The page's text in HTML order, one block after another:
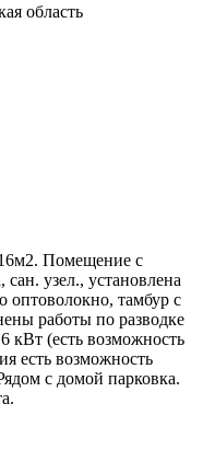
область
Помещение с
узел., установлена
оптоволокно, тамбур с
работы по разводке
кВт (есть возможность
есть возможность
с домой парковка.